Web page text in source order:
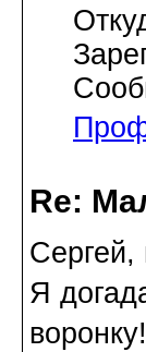
Re:
Сергей,
Я